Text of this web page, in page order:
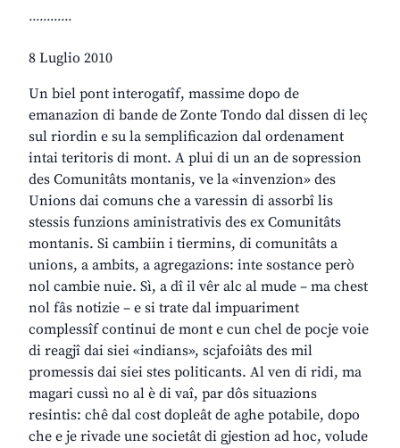
............
8 Luglio 2010
Un biel pont interogatîf, massime dopo de
emanazion di bande de Zonte Tondo dal dissen di leç
sul riordin e su la semplificazion dal ordenament
intai teritoris di mont. A plui di un an de sopression
des Comunitâts montanis, ve la «invenzion» des
Unions dai comuns che a varessin di assorbî lis
stessis funzions aministrativis des ex Comunitâts
montanis. Si cambiin i tiermins, di comunitâts a
unions, a ambits, a agregazions: inte sostance però
nol cambie nuie. Sì, a dî il vêr alc al mude – ma chest
nol fâs notizie – e si trate dal impuariment
complessîf continui de mont e cun chel de pocje voie
di reagjî dai siei «indians», scjafoiâts des mil
promessis dai siei stes politicants. Al ven di ridi, ma
magari cussì no al è di vaî, par dôs situazions
resintis: chê dal cost dopleât de aghe potabile, dopo
che e je rivade une societât di gjestion ad hoc, volude